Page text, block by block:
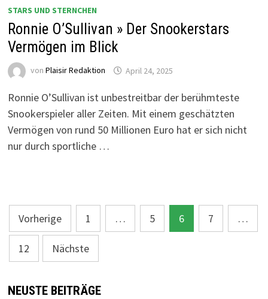
STARS UND STERNCHEN
Ronnie O’Sullivan » Der Snookerstars
Vermögen im Blick
von Plaisir Redaktion April 24, 2025
Ronnie O’Sullivan ist unbestreitbar der berühmteste
Snookerspieler aller Zeiten. Mit einem geschätzten
Vermögen von rund 50 Millionen Euro hat er sich nicht
nur durch sportliche …
Seitennummerierung
der
Beiträge
Vorherige 1 … 5 6 7 …
12 Nächste
NEUSTE BEITRÄGE